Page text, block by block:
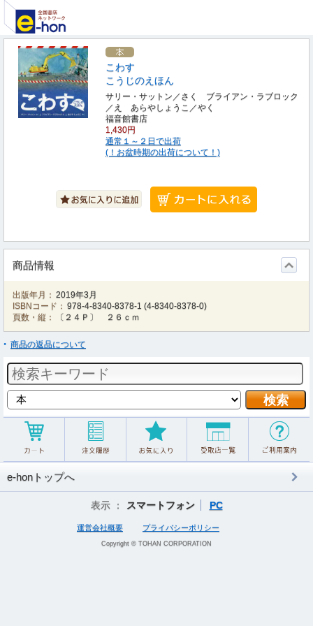
こわす
こうじのえほん
サリー・サットン／さく ブライアン・ラブロック
／え あらやしょうこ／やく
福音館書店
1,430円
通常１～２日で出荷
(！お盆時期の出荷について！)
商品情報
出版年月： 2019年3月
ISBNコード： 978-4-8340-8378-1 (4-8340-8378-0)
頁数・縦：
〔２４Ｐ〕 ２６ｃｍ
商品の返品について
e-honトップへ
表示 ： スマートフォン PC
運営会社概要 プライバシーポリシー
Copyright © TOHAN CORPORATION